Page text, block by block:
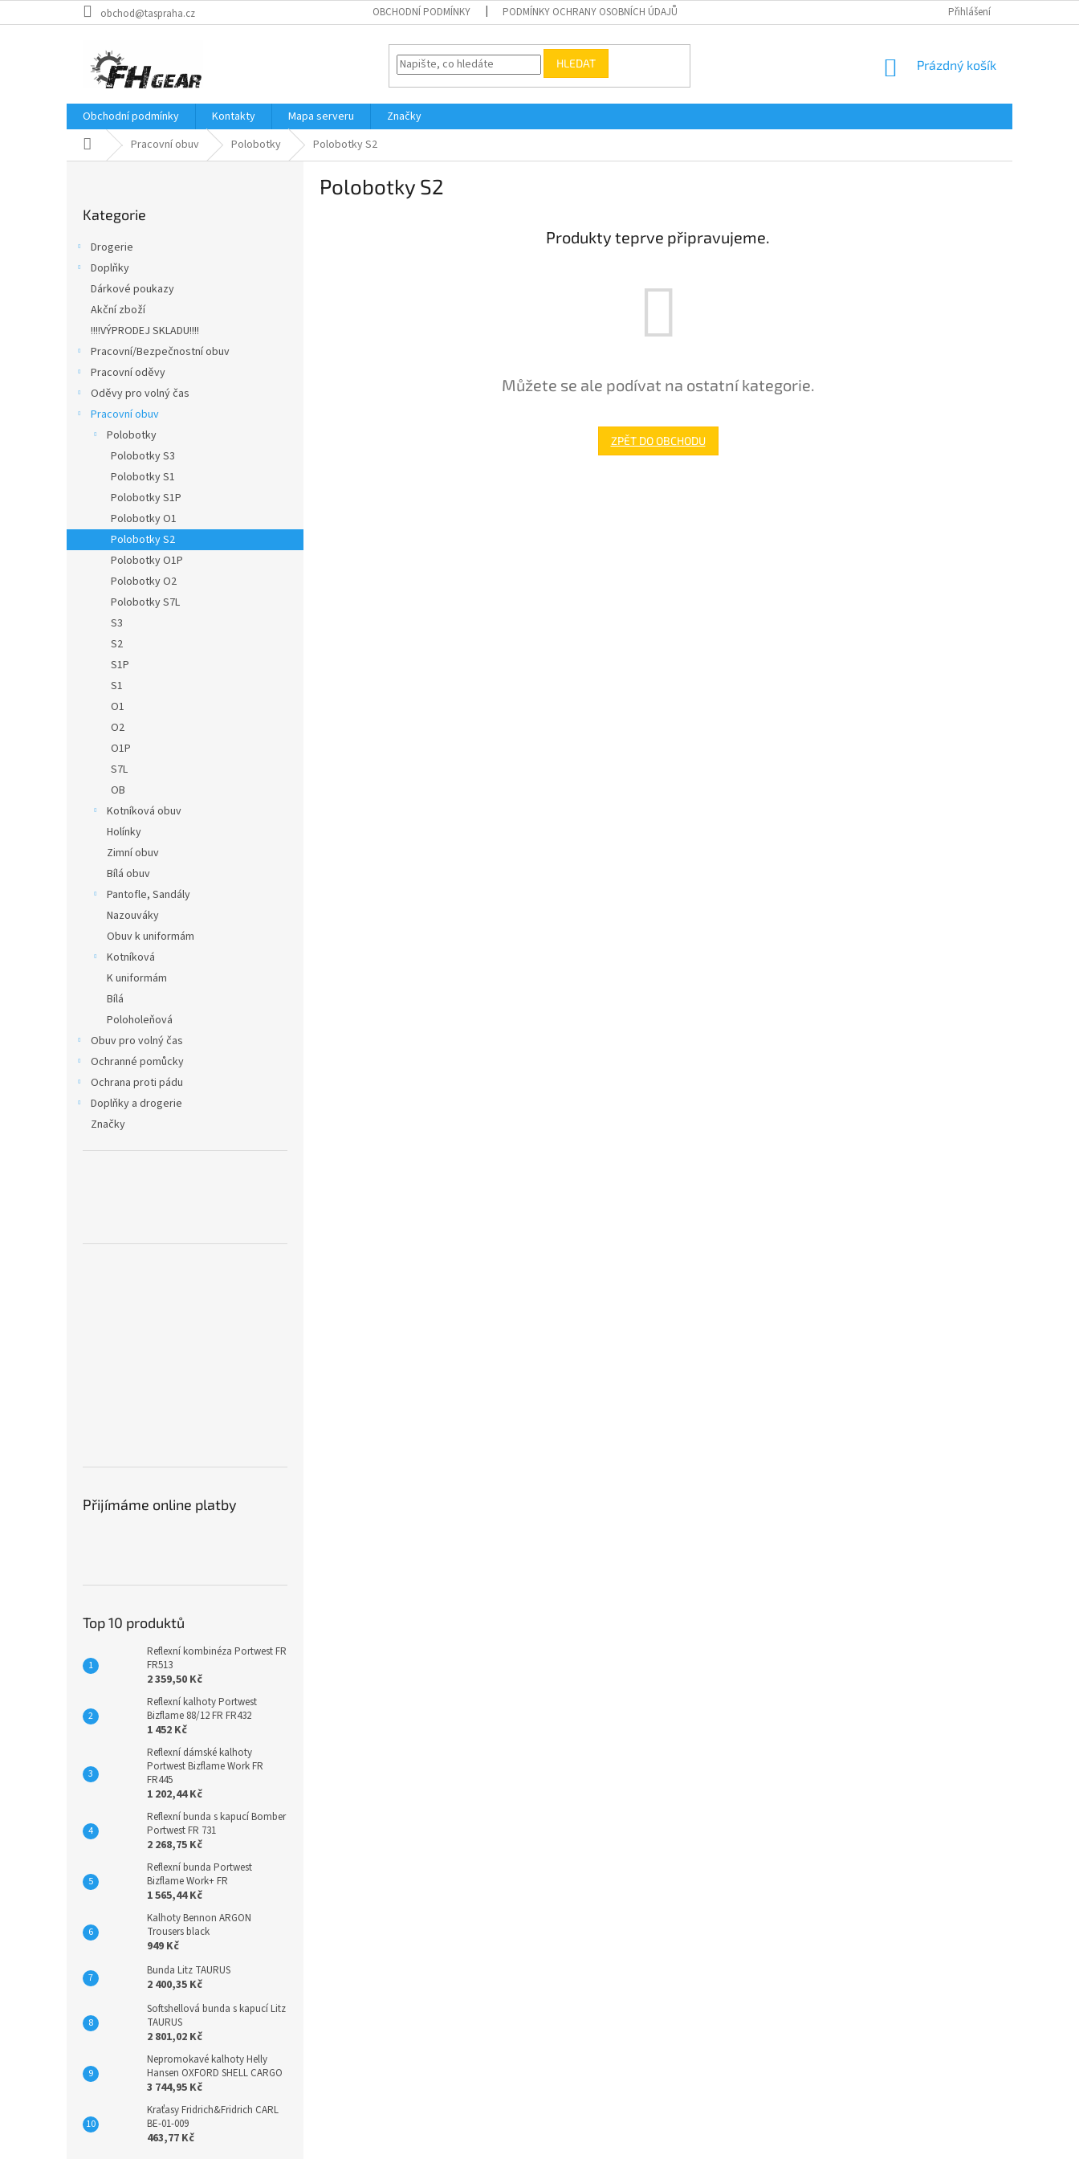
na
obchod@taspraha.cz OBCHODNÍ PODMÍNKY PODMÍNKY OCHRANY OSOBNÍCH ÚDAJŮ Přihlášení
HLEDAT
NÁKUPNÍ
Prázdný košík
Obchodní podmínky Kontakty Mapa serveru
Značky
Domů Pracovní obuv Polobotky Polobotky S2
kategorie
Kategorie
Drogerie
Doplňky
Dárkové poukazy
Akční zboží
!!!!VÝPRODEJ SKLADU!!!!
Pracovní/Bezpečnostní obuv
Pracovní oděvy
Oděvy pro volný čas
Pracovní obuv
Polobotky
Polobotky S3
Polobotky S1
Polobotky S1P
Polobotky O1
Polobotky S2
Polobotky O1P
Polobotky O2
Polobotky S7L
S3
S2
S1P
S1
O1
O2
O1P
S7L
OB
Kotníková obuv
Holínky
Zimní obuv
Bílá obuv
Pantofle, Sandály
Nazouváky
Obuv k uniformám
Kotníková
K uniformám
Bílá
Poloholeňová
Obuv pro volný čas
Ochranné pomůcky
Ochrana proti pádu
Doplňky a drogerie
Značky
Přijímáme online platby
Top 10 produktů
Reflexní kombinéza Portwest FR
FR513
2 359,50 Kč
Reflexní kalhoty Portwest
Bizflame 88/12 FR FR432
1 452 Kč
Reflexní dámské kalhoty
Portwest Bizflame Work FR
FR445
1 202,44 Kč
Reflexní bunda s kapucí Bomber
Portwest FR 731
2 268,75 Kč
Reflexní bunda Portwest
Bizflame Work+ FR
1 565,44 Kč
Kalhoty Bennon ARGON
Trousers black
949 Kč
Bunda Litz TAURUS
2 400,35 Kč
Softshellová bunda s kapucí Litz
TAURUS
2 801,02 Kč
Nepromokavé kalhoty Helly
Hansen OXFORD SHELL CARGO
3 744,95 Kč
Kraťasy Fridrich&Fridrich CARL
BE-01-009
463,77 Kč
Polobotky S2
Produkty teprve připravujeme.
Můžete se ale podívat na ostatní kategorie.
ZPĚT DO OBCHODU